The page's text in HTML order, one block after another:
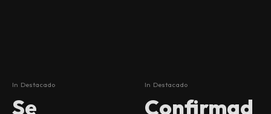
In Destacado
Se
In Destacado
Confirmad